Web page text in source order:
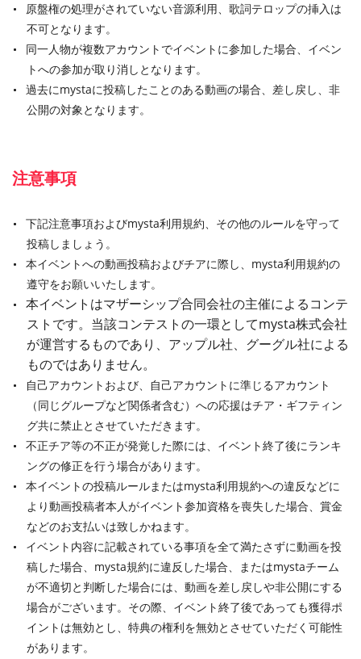
原盤権の処理がされていない音源利用、歌詞テロップの挿入は
不可となります。
同一人物が複数アカウントでイベントに参加した場合、イベン
トへの参加が取り消しとなります。
過去にmystaに投稿したことのある動画の場合、差し戻し、非
公開の対象となります。
注意事項
下記注意事項およびmysta利用規約、その他のルールを守って
投稿しましょう。
本イベントへの動画投稿およびチアに際し、mysta利用規約の
遵守をお願いいたします。
本イベントはマザーシップ合同会社の主催によるコンテ
ストです。当該コンテストの一環としてmysta株式会社
が運営するものであり、アップル社、グーグル社による
ものではありません。
自己アカウントおよび、自己アカウントに準じるアカウント
（同じグループなど関係者含む）への応援はチア・ギフティン
グ共に禁止とさせていただきます。
不正チア等の不正が発覚した際には、イベント終了後にランキ
ングの修正を行う場合があります。
本イベントの投稿ルールまたはmysta利用規約への違反などに
より動画投稿者本人がイベント参加資格を喪失した場合、賞金
などのお支払いは致しかねます。
イベント内容に記載されている事項を全て満たさずに動画を投
稿した場合、mysta規約に違反した場合、またはmystaチーム
が不適切と判断した場合には、動画を差し戻しや非公開にする
場合がございます。その際、イベント終了後であっても獲得ポ
イントは無効とし、特典の権利を無効とさせていただく可能性
があります。